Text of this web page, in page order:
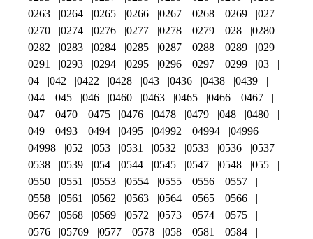
0263
0264 0265 0266 0267 0268 0269
027
0270
0274 0276 0277 0278 0279 028
0280
0282
0283 0284 0285 0287 0288 0289
029
0291
0293 0294 0295 0296 0297 0299
03
04
042 0422 0428 043 0436 0438
0439
044
045 046 0460 0463 0465 0466
0467
047
0470 0475 0476 0478 0479 048
0480
049
0493 0494 0495 04992 04994
04996
04998
052 053 0531 0532 0533 0536
0537
0538
0539 054 0544 0545 0547 0548
055
0550
0551 0553 0554 0555 0556
0557
0558
0561 0562 0563 0564 0565
0566
0567
0568 0569 0572 0573 0574
0575
0576
05769 0577 0578 058 0581
0584